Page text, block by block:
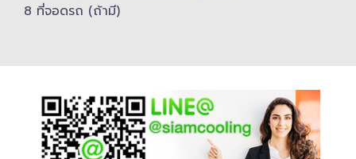
8 ที่จอดรถ (ถ้ามี)​